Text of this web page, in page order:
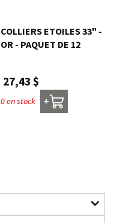
COLLIERS ETOILES 33" -
OR - PAQUET DE 12
27,43 $
0 en stock +